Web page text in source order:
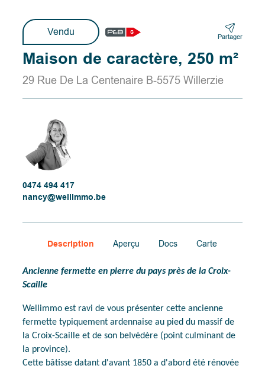
Vendu Partager
Maison de caractère, 250 m²
29 Rue De La Centenaire B-5575 Willerzie
0474 494 417
nancy@wellimmo.be
Description Aperçu Docs Carte
Ancienne fermette en pierre du pays près de la Croix-
Scaille
Wellimmo est ravi de vous présenter cette ancienne
fermette typiquement ardennaise au pied du massif de
la Croix-Scaille et de son belvédère (point culminant de
la province).
Cette bâtisse datant d'avant 1850 a d'abord été rénovée